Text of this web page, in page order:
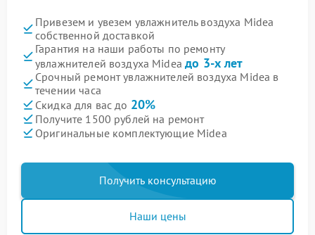
Привезем и увезем увлажнитель воздуха Midea
собственной доставкой
Гарантия на наши работы по ремонту
увлажнителей воздуха Mideaдо 3-х лет
Срочный ремонт увлажнителей воздуха Midea в
течении часа
Скидка для вас до 20%
Получите 1500 рублей на ремонт
Оригинальные комплектующие Midea
Получить консультацию
Наши цены